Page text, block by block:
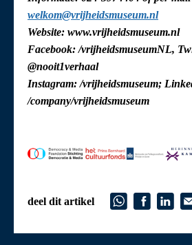
welkom@vrijheidsmuseum.nl
Website: www.vrijheidsmuseum.nl
Facebook: /vrijheidsmuseumNL,
@nooit1verhaal
Instagram: /vrijheidsmuseum;
/company/vrijheidsmuseum
deel dit artikel